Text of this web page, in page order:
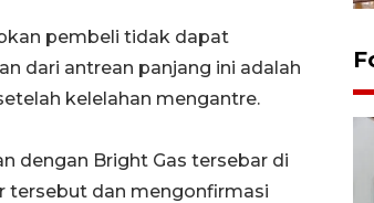
pembeli tidak dapat
dari antrean panjang ini adalah
kelelahan mengantre.
dengan Bright Gas tersebar di
tersebut dan mengonfirmasi